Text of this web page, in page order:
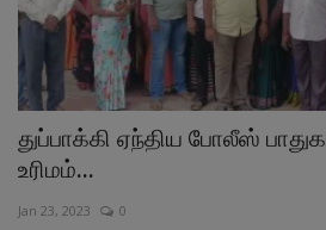
துப்பாக்கி ஏந்திய போலீஸ்
உரிமம்...
Jan 23, 2023 0